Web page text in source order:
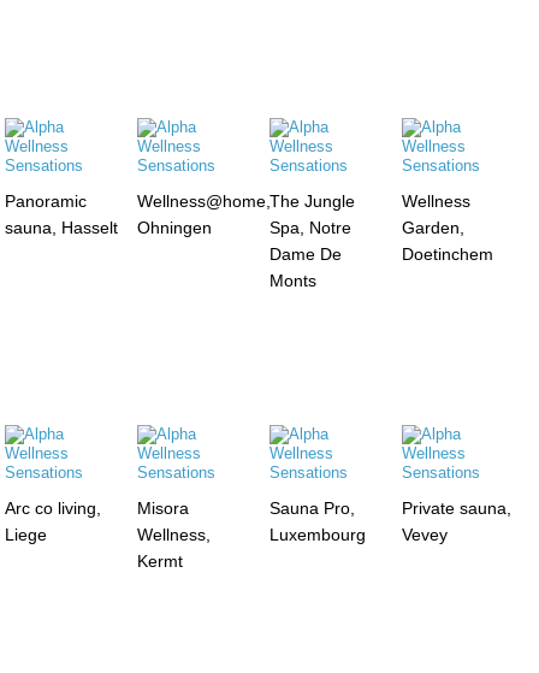
Panoramic
sauna, Hasselt
Wellness@home,
Ohningen
The Jungle
Spa, Notre
Dame De
Monts
Wellness
Garden,
Doetinchem
Arc co living,
Liege
Misora
Wellness,
Kermt
Sauna Pro,
Luxembourg
Private sauna,
Vevey